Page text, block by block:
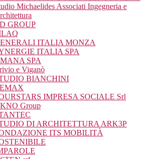
Michaelides Associati Ingegneria e
GROUP
ITALIA MONZA
ITALIA SPA
SPA
e Viganò
BIANCHINI
IMPRESA SOCIALE Srl
Group
DI ARCHITETTURA ARK3P
ITS MOBILITÀ